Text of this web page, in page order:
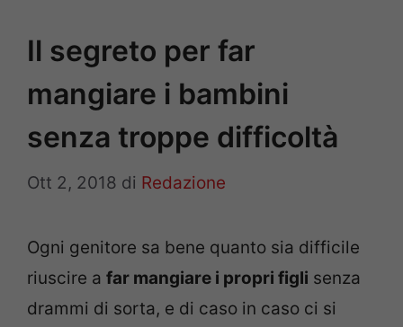
Il segreto per far
mangiare i bambini
senza troppe difficoltà
Ott 2, 2018 di Redazione
Ogni genitore sa bene quanto sia difficile
riuscire a far mangiare i propri figli senza
drammi di sorta, e di caso in caso ci si